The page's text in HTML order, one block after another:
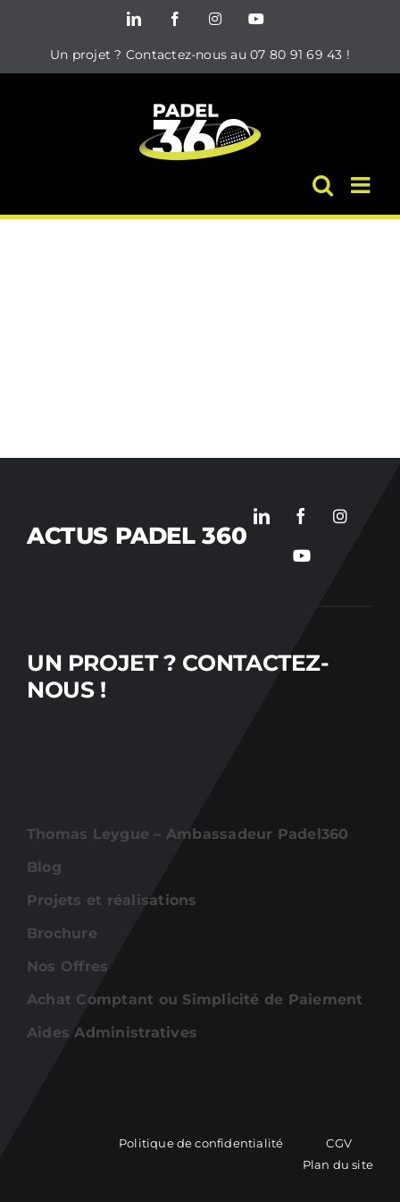
contenu
LinkedInFacebookInstagramYouTube
Un projet ? Contactez-nous au 07 80 91 69 43 !
ACTUS PADEL 360
UN PROJET ? CONTACTEZ-
NOUS !
Thomas Leygue – Ambassadeur Padel360
Blog
Projets et réalisations
Brochure
Nos Offres
Achat Comptant ou Simplicité de Paiement
Aides Administratives
Politique de confidentialité
CGV
Plan du site